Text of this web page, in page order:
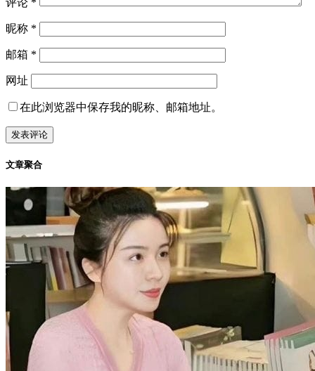
昵称 *
邮箱 *
网址
在此浏览器中保存我的昵称、邮箱地址。
文章聚合